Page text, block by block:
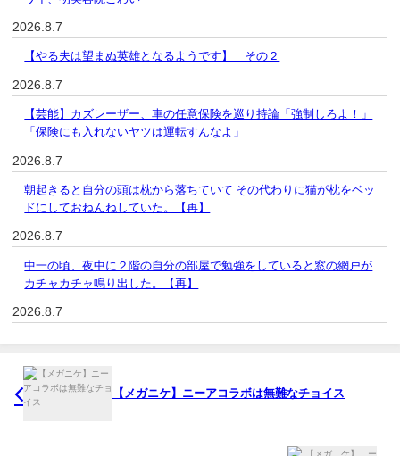
2026.8.7
【やる夫は望まぬ英雄となるようです】 その２
2026.8.7
【芸能】カズレーザー、車の任意保険を巡り持論「強制しろよ！」
「保険にも入れないヤツは運転すんなよ」
2026.8.7
朝起きると自分の頭は枕から落ちていて その代わりに猫が枕をベッ
ドにしておねんねしていた。【再】
2026.8.7
中一の頃、夜中に２階の自分の部屋で勉強をしていると窓の網戸が
カチャカチャ鳴り出した。【再】
2026.8.7
【メガニケ】ニーアコラボは無難なチョイス